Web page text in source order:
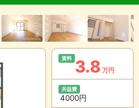
賃料 3.8 万円
共益費
4000円